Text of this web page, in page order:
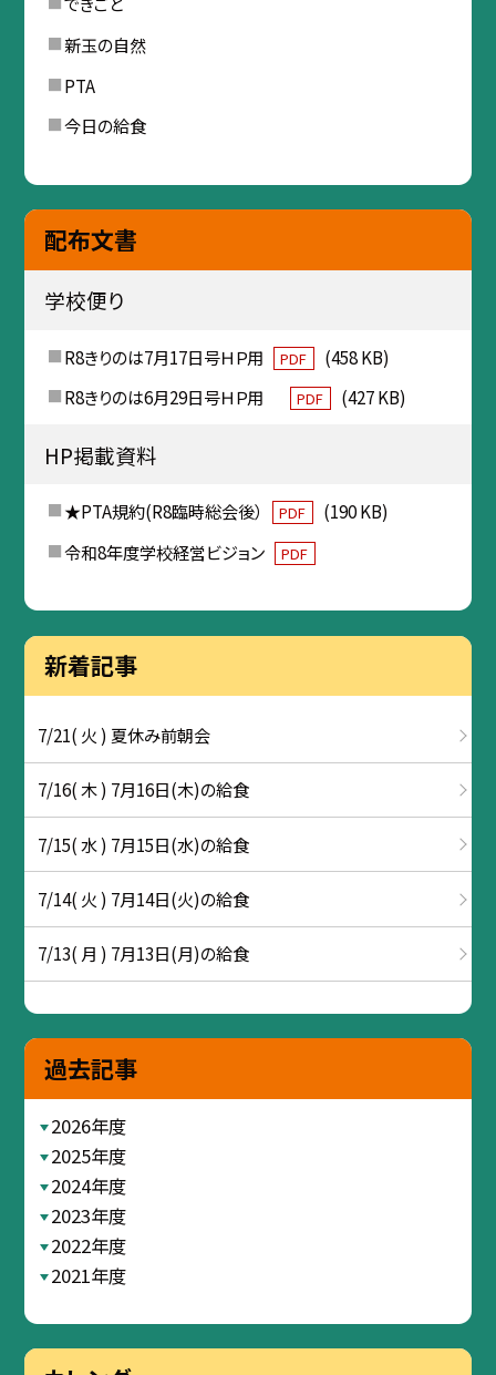
新玉の自然
PTA
今日の給食
配布文書
学校便り
R8きりのは7月17日号ＨＰ用 PDF
(458 KB)
R8きりのは6月29日号ＨＰ用
PDF (427 KB)
HP掲載資料
★PTA規約(R8臨時総会後） PDF
(190 KB)
令和8年度学校経営ビジョン
PDF
新着記事
7/21( 火 ) 夏休み前朝会
7/16( 木 ) 7月16日(木)の給食
7/15( 水 ) 7月15日(水)の給食
7/14( 火 ) 7月14日(火)の給食
7/13( 月 ) 7月13日(月)の給食
過去記事
2026年度
2025年度
2024年度
2023年度
2022年度
2021年度